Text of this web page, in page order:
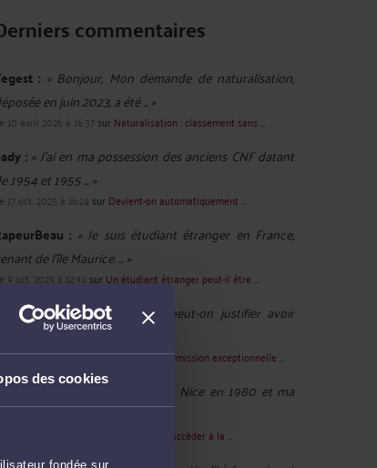
des cookies
fondée sur
commentaires
: « Bonjour, Mon demande de naturalisation,
en juin 2023, a été ... »
10 avril 2026 à 16:37sur Naturalisation : classement sans ...
: « J'ai en ma possession des anciens CNF datant
1954 et 1955 ... »
17 oct. 2025 à 16:24 sur Devient-on automatiquement ...
: « Je suis étudiant étranger en France,
de l'île Maurice. ... »
9 oct. 2025 à 12:34 sur Un étudiant étranger peut-il être ...
Candy : « Bonjour, Comment peut-on justifier avoir
travaillé au moins 8 mois ... »
20 févr. 2025 à 14:12surDemander l’admission exceptionnelle ...
: « Bonjour, Je suis née à Nice en 1980 et ma
est née en Tunisie ... »
Les moyens d'accéder à la ...